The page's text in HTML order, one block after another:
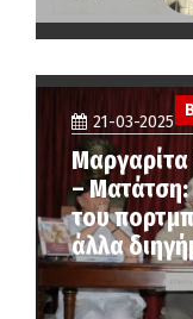
21-03-2025
– Ματάτση:
του
άλλα